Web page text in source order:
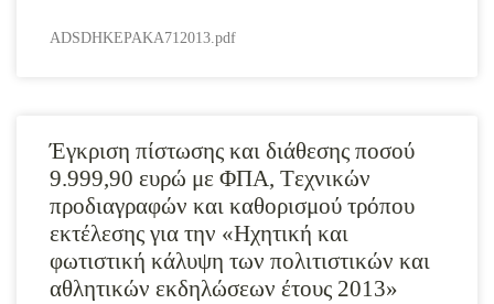
ADSDHKEPAKA712013.pdf
Έγκριση πίστωσης και διάθεσης ποσού
9.999,90 ευρώ με ΦΠΑ, Tεχνικών
προδιαγραφών και καθορισμού τρόπου
εκτέλεσης για την «Ηχητική και
φωτιστική κάλυψη των πολιτιστικών και
αθλητικών εκδηλώσεων έτους 2013»